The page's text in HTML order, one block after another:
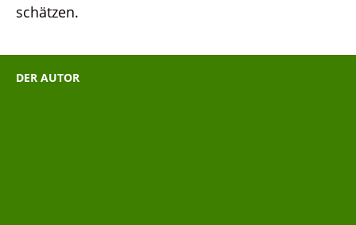
schätzen.
DER AUTOR